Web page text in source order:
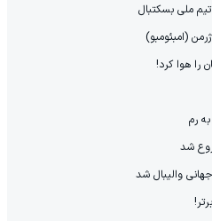
ملی بسکتبال
(امبئومبو)
را هوا کرد!
رم
شد
والیبال شد